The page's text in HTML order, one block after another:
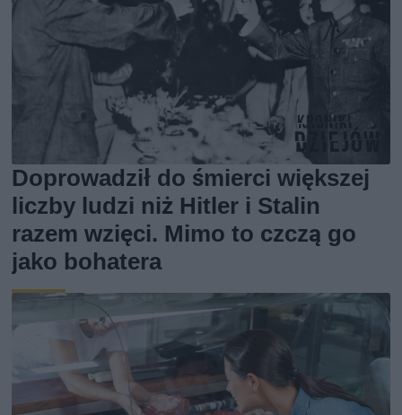
Doprowadził do śmierci większej
liczby ludzi niż Hitler i Stalin
razem wzięci. Mimo to czczą go
jako bohatera